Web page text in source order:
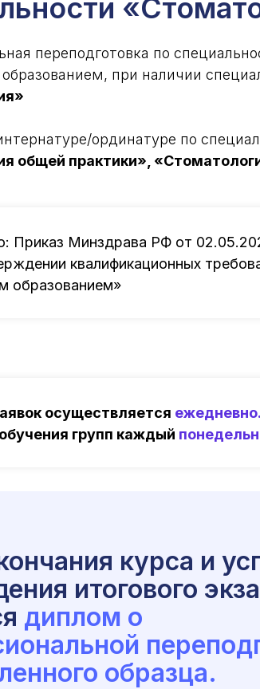
переподготовка по
при наличии
ординатуре по
общей практики»,
Приказ Минздрава РФ от
квалификационных
образованием»
осуществляется ежедневно.
групп каждый
курса и
итогового
диплом о
образца.